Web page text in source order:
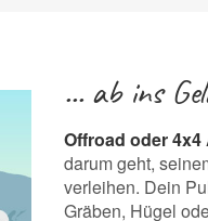
... ab ins
Offroad oder
darum geht,
verleihen. Dein
Gräben, Hügel